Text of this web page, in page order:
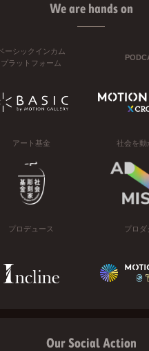
We are hands on
ーシックインカム
プラットフォーム
アート基金 社会を
プロデュース プロ
Our Social Action